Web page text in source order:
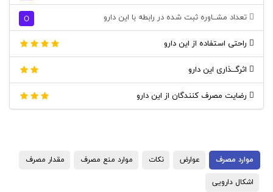
تعداد مشــاوره ثبت شده در رابطه با این دارو 0
راحتی استفاده از این دارو
اثرگــذاری این دارو
رضایت مصرف کنندگان از این دارو
موارد مصرف عوارض نکات موارد منع مصرف مقدار مصرف
اشکال دارویی